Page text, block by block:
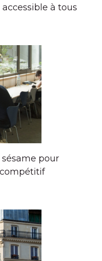
à tous
sésame pour